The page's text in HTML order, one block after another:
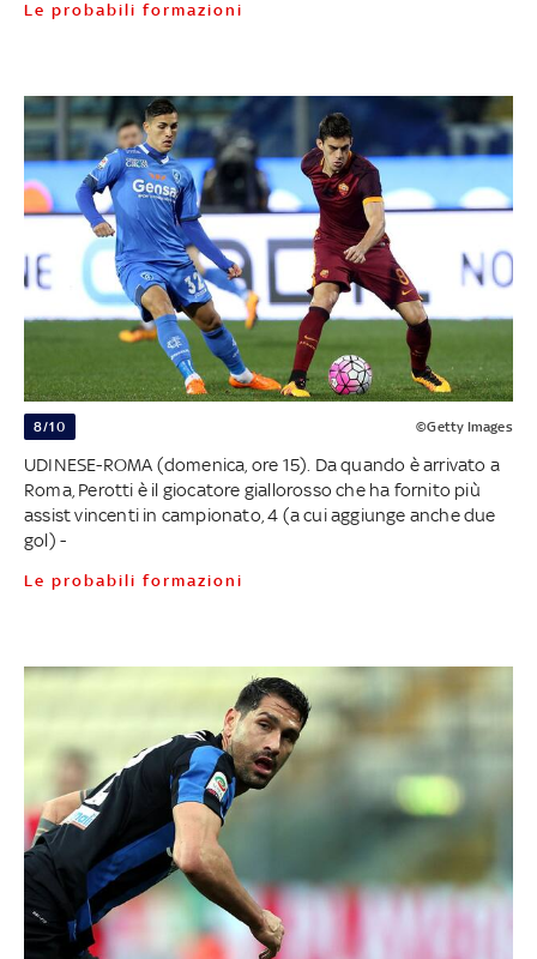
Le probabili formazioni
8/10 ©Getty Images
UDINESE-ROMA (domenica, ore 15). Da quando è arrivato a
Roma, Perotti è il giocatore giallorosso che ha fornito più
assist vincenti in campionato, 4 (a cui aggiunge anche due
gol) -
Le probabili formazioni